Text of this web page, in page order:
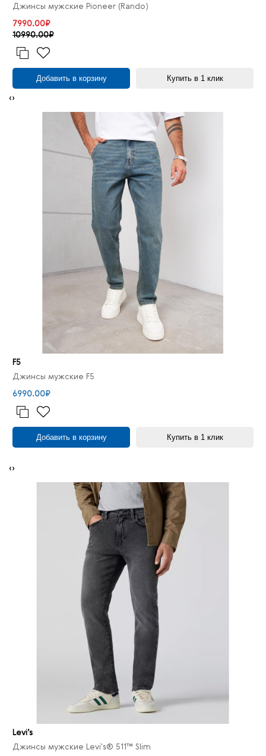
Джинсы мужские Pioneer (Rando)
7990.00₽
10990.00₽
Добавить в корзину Купить в 1 клик
‹›
F5
Джинсы мужские F5
6990.00₽
Добавить в корзину Купить в 1 клик
‹›
Levi’s
Джинсы мужские Levi's® 511™ Slim